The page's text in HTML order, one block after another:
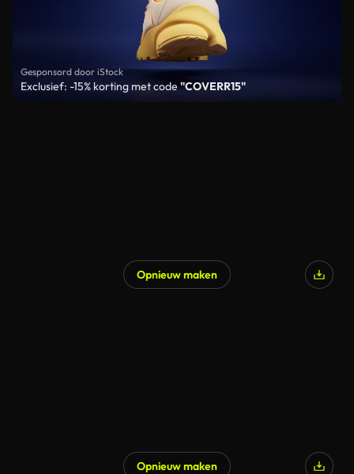
Gesponsord door iStock
Exclusief: -15% korting met code"COVERR15"
Opnieuw maken
Opnieuw maken